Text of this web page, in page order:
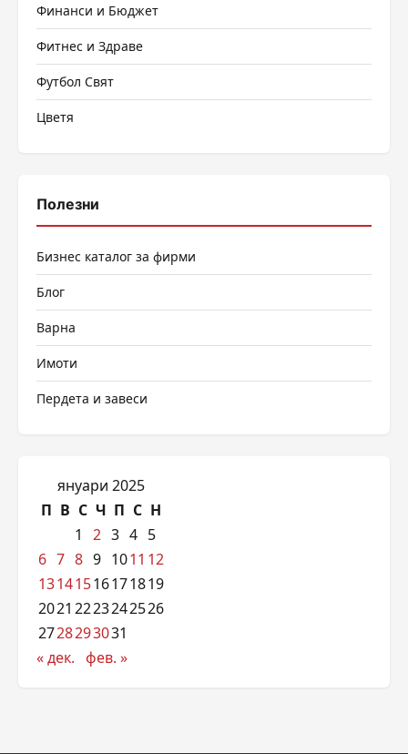
Финанси и Бюджет
Фитнес и Здраве
Футбол Свят
Цветя
Полезни
Бизнес каталог за фирми
Блог
Варна
Имоти
Пердета и завеси
януари 2025
П В С Ч П С Н
1
2 3 4 5
6 7 8 9 1011 12
13141516171819
2021 2223242526
2728293031
« дек. фев. »